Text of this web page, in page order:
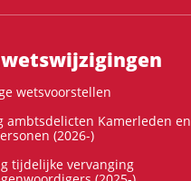
wetsvoorstellen
ambtsdelicten Kamerleden en
(2026-)
tijdelijke vervanging